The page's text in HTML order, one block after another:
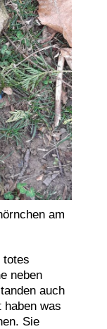
am
totes
neben
auch
haben was
Sie